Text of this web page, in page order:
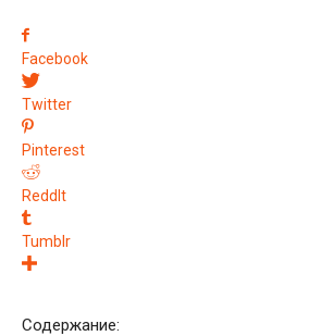
Facebook
Twitter
Pinterest
ReddIt
Tumblr
Содержание: